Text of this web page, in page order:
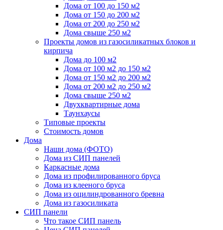
Дома от 100 до 150 м2
Дома от 150 до 200 м2
Дома от 200 до 250 м2
Дома свыше 250 м2
Проекты домов из газосиликатных блоков и
кирпича
Дома до 100 м2
Дома от 100 м2 до 150 м2
Дома от 150 м2 до 200 м2
Дома от 200 м2 до 250 м2
Дома свыше 250 м2
Двухквартирные дома
Таунхаусы
Типовые проекты
Стоимость домов
Дома
Наши дома (ФОТО)
Дома из СИП панелей
Каркасные дома
Дома из профилированного бруса
Дома из клееного бруса
Дома из оцилиндрованного бревна
Дома из газосиликата
СИП панели
Что такое СИП панель